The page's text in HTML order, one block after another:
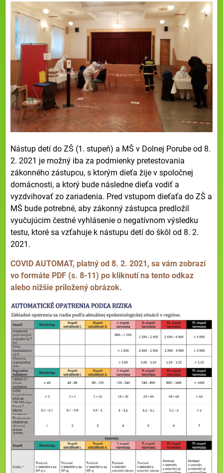
Nástup detí do ZŠ (1. stupeň) a MŠ v Dolnej Porube od 8.
2. 2021 je možný iba za podmienky pretestovania
zákonného zástupcu, s ktorým dieťa žije v spoločnej
domácnosti, a ktorý bude následne dieťa vodiť a
vyzdvihovať zo zariadenia. Pred vstupom dieťaťa do ZŠ a
MŠ bude potrebné, aby zákonný zástupca predložil
vyučujúcim čestné vyhlásenie o negatívnom výsledku
testu, ktoré sa vzťahuje k nástupu detí do škôl od 8. 2.
2021.
COVID AUTOMAT, platný od 8. 2. 2021, sa vám zobrazí
vo formáte PDF (s. 8-11) po kliknutí na tento odkaz
alebo nižšie priložený obrázok.